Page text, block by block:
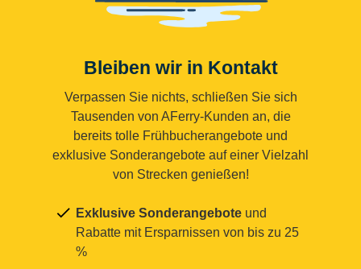
Bleiben wir in Kontakt
Verpassen Sie nichts, schließen Sie sich
Tausenden von AFerry-Kunden an, die
bereits tolle Frühbucherangebote und
exklusive Sonderangebote auf einer Vielzahl
von Strecken genießen!
Exklusive Sonderangebote und
Rabatte mit Ersparnissen von bis zu 25
%